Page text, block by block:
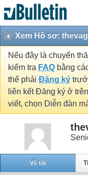
Xem Hồ sơ:
Nếu đây là chuyến
kiểm tra FAQ bằng
thể phải Đăng ký
liên kết Đăng ký ở
viết, chọn Diễn đàn
Về tôi